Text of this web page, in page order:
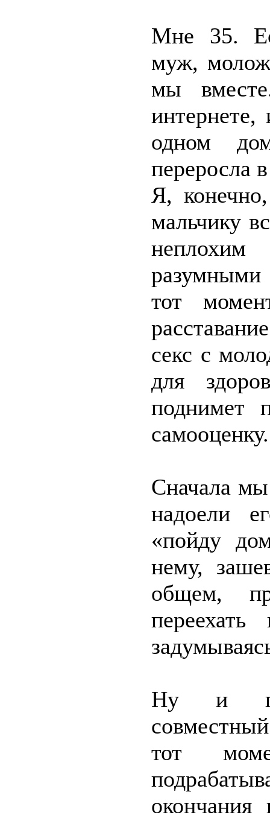
Мне 35.
муж,
мы
одном
переросла
Я,
мальчику
тот
секс с
для
поднимет
самооценку.
Сначала
надоели
«пойду
нему,
общем,
Ну и
тот
окончания